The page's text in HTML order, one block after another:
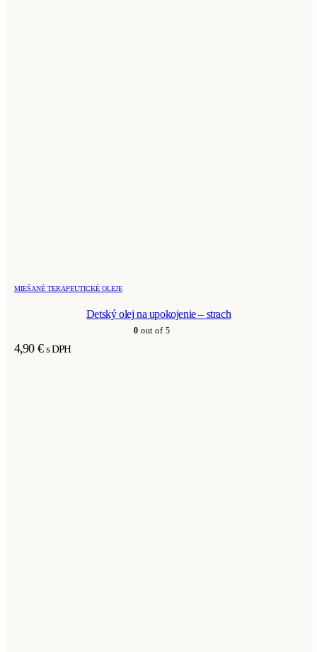
MIEŠANÉ TERAPEUTICKÉ OLEJE
Detský olej na upokojenie – strach
0 out of 5
4,90 € s DPH